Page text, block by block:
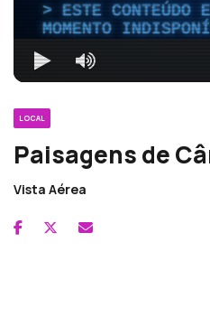
ESTE CONTEÚDO
MOMENTO
LOCAL
Paisagens de
Vista Aérea